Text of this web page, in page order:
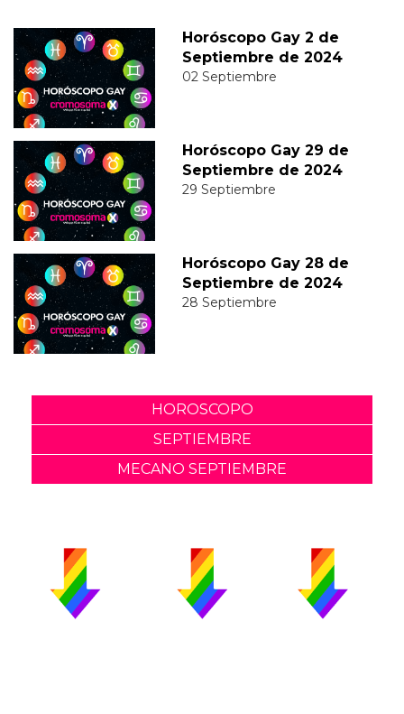
Horóscopo Gay 2 de
Septiembre de 2024
02 Septiembre
Horóscopo Gay 29 de
Septiembre de 2024
29 Septiembre
Horóscopo Gay 28 de
Septiembre de 2024
28 Septiembre
HOROSCOPO
SEPTIEMBRE
MECANO SEPTIEMBRE